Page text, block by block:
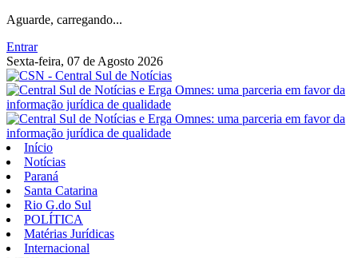
Aguarde, carregando...
Entrar
Sexta-feira, 07 de Agosto 2026
Início
Notícias
Paraná
Santa Catarina
Rio G.do Sul
POLÍTICA
Matérias Jurídicas
Internacional